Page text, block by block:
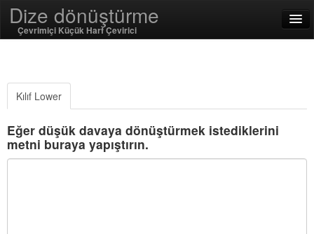
Dize dönüştürme
Çevrimiçi Küçük Harf Çevirici
Türkçe
SSL On
Kılıf Lower
Eğer düşük davaya dönüştürmek istediklerini
metni buraya yapıştırın.